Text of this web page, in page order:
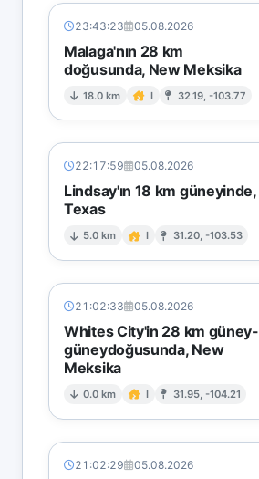
23:43:23 05.08.2026
Malaga'nın 28 km
doğusunda, New Meksika
18.0 km I 32.19, -103.77
22:17:59 05.08.2026
Lindsay'ın 18 km güneyinde,
Texas
5.0 km I 31.20, -103.53
21:02:33 05.08.2026
Whites City'in 28 km güney-
güneydoğusunda, New
Meksika
0.0 km I 31.95, -104.21
21:02:29 05.08.2026